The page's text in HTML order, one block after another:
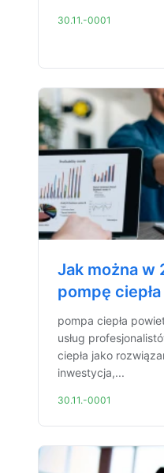
30.11.-0001
Jak można w
pompę
pompa ciepła
usług
ciepła jako
inwestycja,...
30.11.-0001